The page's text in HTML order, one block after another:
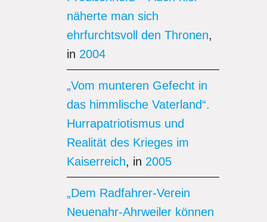
näherte man sich
ehrfurchtsvoll den Thronen,
in 2004
„Vom munteren Gefecht in
das himmlische Vaterland“.
Hurrapatriotismus und
Realität des Krieges im
Kaiserreich, in 2005
„Dem Radfahrer-Verein
Neuenahr-Ahrweiler können